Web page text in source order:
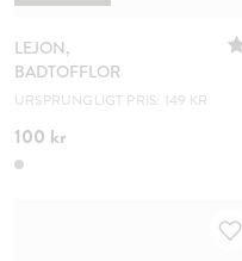
LEJON,
BADTOFFLOR
URSPRUNGLIGT PRIS: 149 KR
100 kr